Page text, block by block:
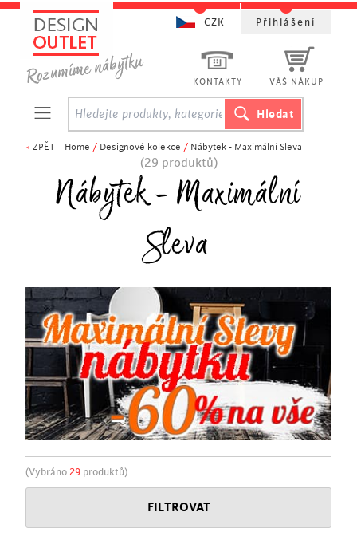
< ZPĚT Home / Designové kolekce / Nábytek - Maximální Sleva
(29 produktů)
Nábytek - Maximální
Sleva
(Vybráno 29 produktů)
FILTROVAT
KONTAKTY VÁŠ NÁKUP
CZK Přihlášení